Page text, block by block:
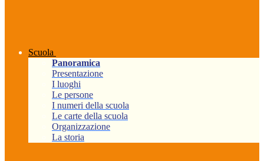
Scuola
Panoramica
Presentazione
I luoghi
Le persone
I numeri della scuola
Le carte della scuola
Organizzazione
La storia